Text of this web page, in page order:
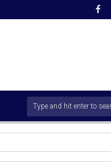
Dini Demi Menjaga